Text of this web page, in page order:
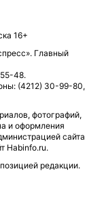
16+
Главный
48.
(4212) 30-99-80,
фотографий,
и оформления
сайта
Habinfo.ru.
редакции.